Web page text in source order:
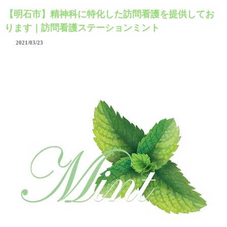
【明石市】精神科に特化した訪問看護を提供してお
ります｜訪問看護ステーションミント
2021/03/23